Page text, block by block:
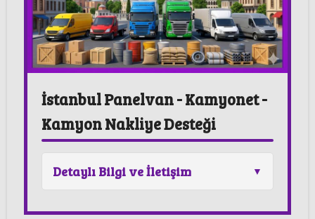
İstanbul Panelvan - Kamyonet -
Kamyon Nakliye Desteği
Detaylı Bilgi ve İletişim
Destek Kapsamı:İstanbul Şehir içi